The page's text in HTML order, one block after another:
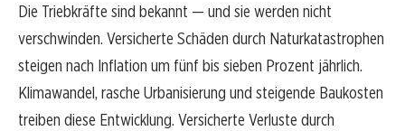
Die Triebkräfte sind bekannt — und sie werden nicht
verschwinden. Versicherte Schäden durch Naturkatastrophen
steigen nach Inflation um fünf bis sieben Prozent jährlich.
Klimawandel, rasche Urbanisierung und steigende Baukosten
treiben diese Entwicklung. Versicherte Verluste durch